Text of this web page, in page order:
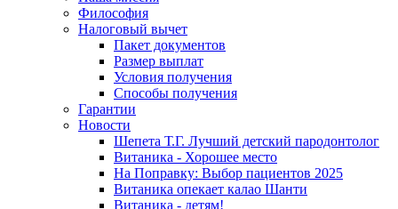
Философия
Налоговый вычет
Пакет документов
Размер выплат
Условия получения
Способы получения
Гарантии
Новости
Шепета Т.Г. Лучший детский пародонтолог
Витаника - Хорошее место
На Поправку: Выбор пациентов 2025
Витаника опекает калао Шанти
Витаника - детям!